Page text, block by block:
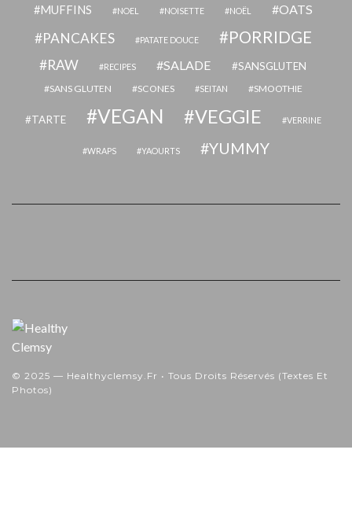
MUFFINS NOEL NOISETTE NOËL OATS
PANCAKES PATATE DOUCE PORRIDGE
RAW RECIPES SALADE SANSGLUTEN
SANS GLUTEN SCONES SEITAN SMOOTHIE
TARTE VEGAN VEGGIE VERRINE
WRAPS YAOURTS YUMMY
© 2025 — Healthyclemsy.fr • Tous Droits Réservés (textes Et
Photos)